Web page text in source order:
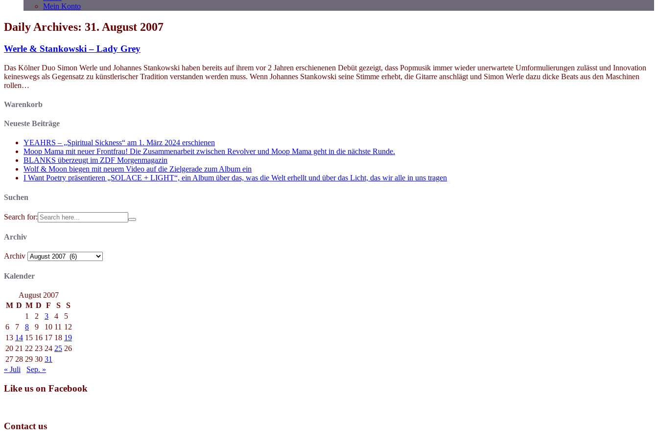
Mein Konto
Daily Archives: 31. August 2007
Werle & Stankowski – Lady Grey
Das Kölner Duo Simon Werle und Johannes Stankowski haben bereits auf ihrem vor 2 Jahren erschienenen Debüt gezeigt, dass Popmusik immer wieder unerwartete Umformulierungen zulässt und Innovation
keineswegs als Gegensatz zu künstlerischer Tradition verstanden werden muss. Wenn Johannes Stankowski seine Stimme erhebt, die Gitarre anschlägt und Simon Werle dazu dicke Beats aus den Maschinen
rollen…
Warenkorb
Neueste Beiträge
YEAHRS – „Spiritual Sickness“ am 1. März 2024 erschienen
Moop Mama mit neuer Frontfrau! Die Zusammenarbeit zwischen Revolver und Moop Mama geht in die nächste Runde.
BLANKS überzeugt im ZDF Morgenmagazin
Wolf & Moon biegen mit neuem Video auf die Zielgerade zum Album ein
I Want Poetry präsentieren „SOLACE + LIGHT“, ein Album über das, was die Welt erhellt und über das Licht, das wir alle in uns tragen
Suchen
Search for:
Archiv
Archiv
Kalender
August 2007
M D M D F S
S
1
2 3 4
5
6
7 8 9 10 11 12
13 14 15 16 17 18 19
20 21 22 23 24 25 26
27 28 29 30 31
« Juli
Sep. »
Like us on Facebook
Contact us